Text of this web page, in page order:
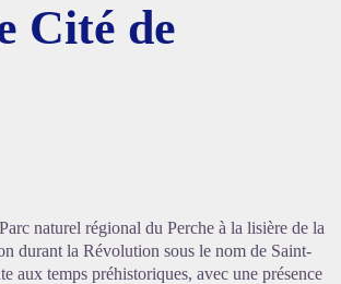
Cité de
naturel régional du Perche à la lisière de la
durant la Révolution sous le nom de Saint-
aux temps préhistoriques, avec une présence